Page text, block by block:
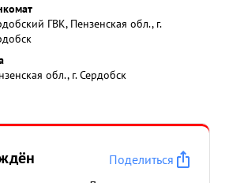
ГВК, Пензенская обл., г.
обл., г. Сердобск
Поделиться